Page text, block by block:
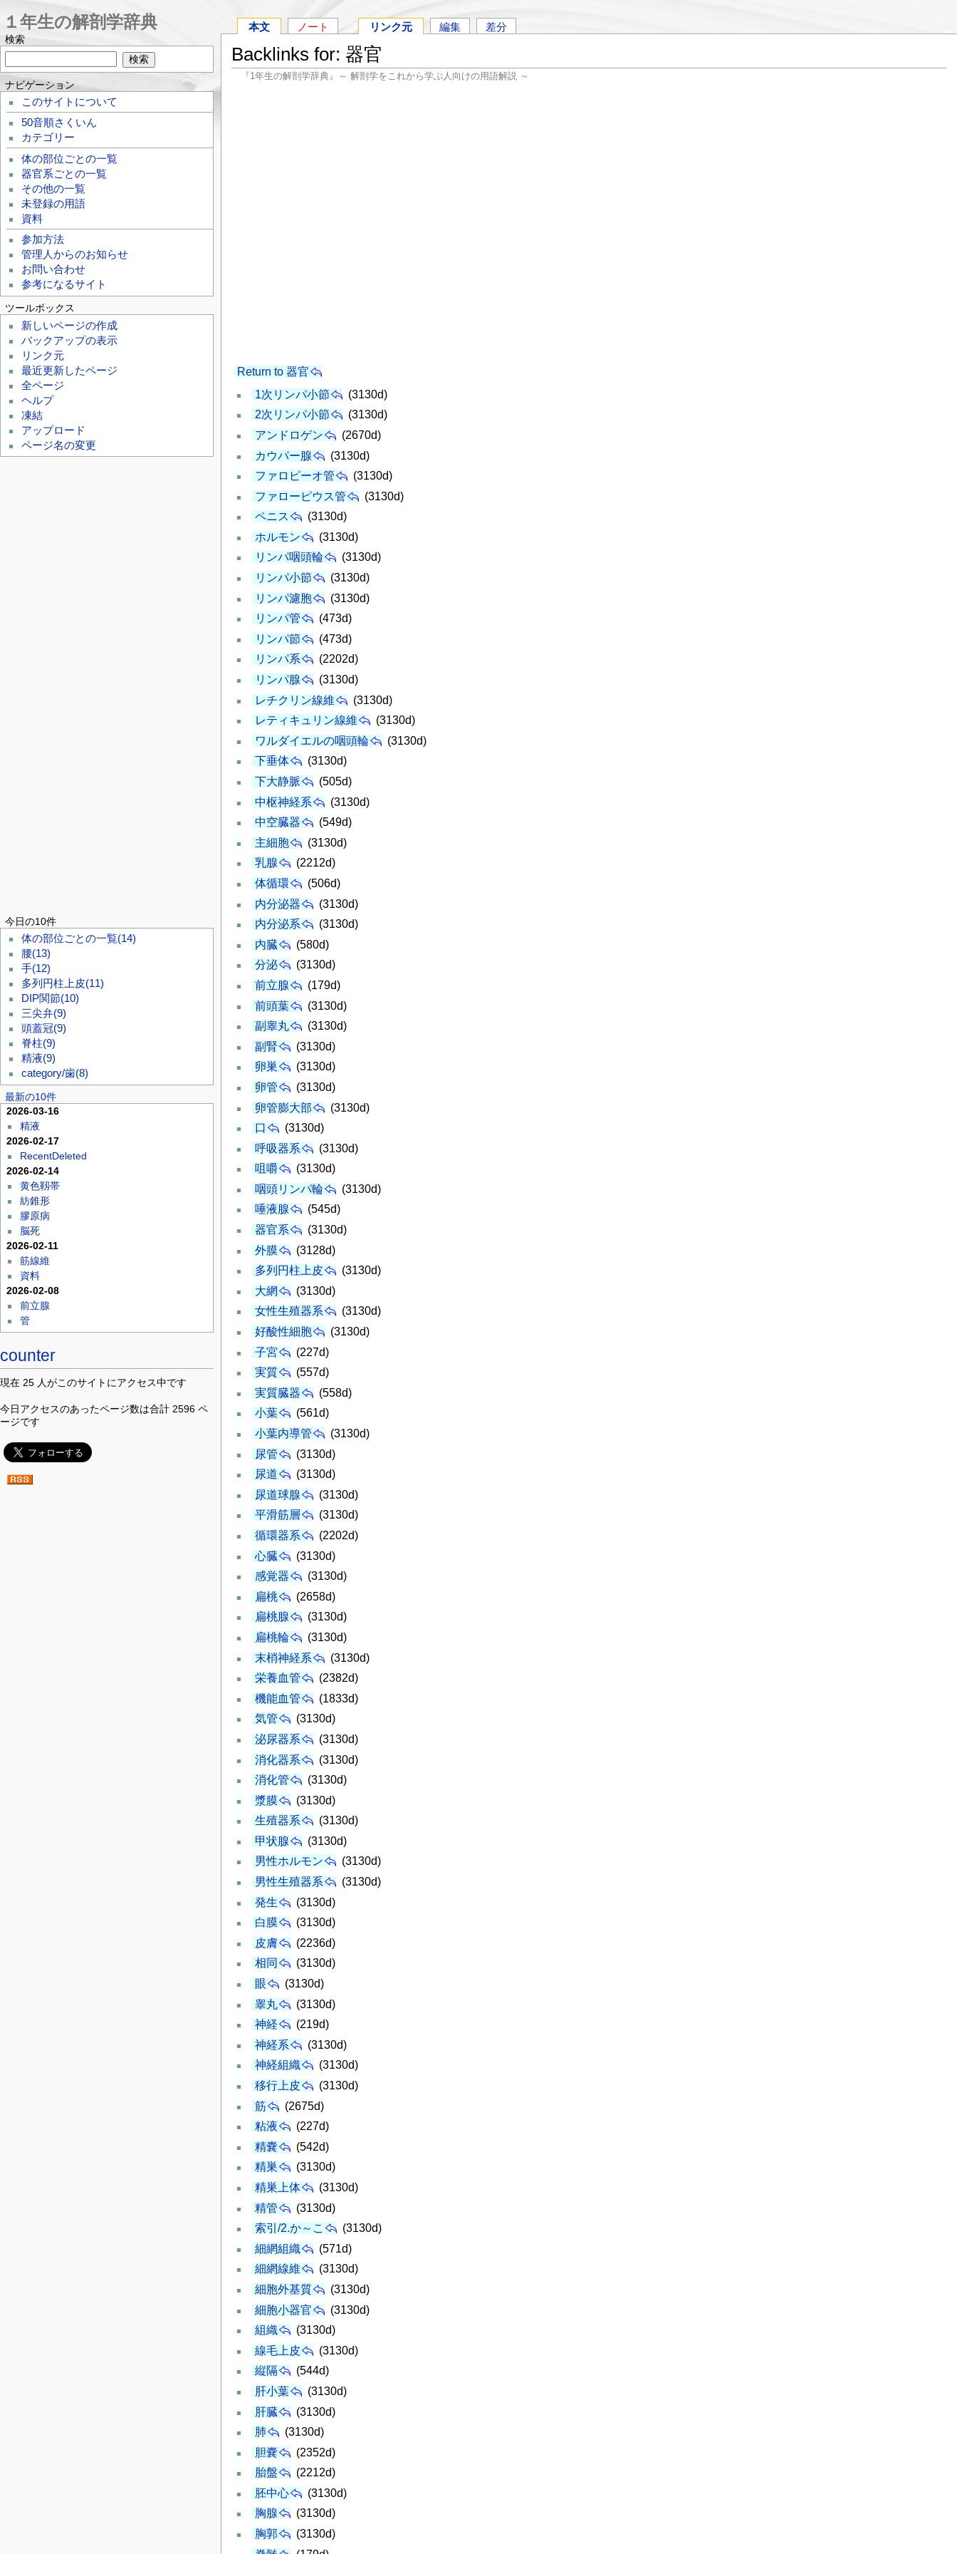
本文 ノート リンク元 編集 差分
Backlinks for: 器官
『1年生の解剖学辞典』～ 解剖学をこれから学ぶ人向けの用語解説 ～
Return to 器官
1次リンパ小節
(3130d)
2次リンパ小節
(3130d)
アンドロゲン
(2670d)
カウパー腺
(3130d)
ファロピーオ管
(3130d)
ファローピウス管
(3130d)
ペニス
(3130d)
ホルモン
(3130d)
リンパ咽頭輪
(3130d)
リンパ小節
(3130d)
リンパ濾胞
(3130d)
リンパ管
(473d)
リンパ節
(473d)
リンパ系
(2202d)
リンパ腺
(3130d)
レチクリン線維
(3130d)
レティキュリン線維
(3130d)
ワルダイエルの咽頭輪
(3130d)
下垂体
(3130d)
下大静脈
(505d)
中枢神経系
(3130d)
中空臓器
(549d)
主細胞
(3130d)
乳腺
(2212d)
体循環
(506d)
内分泌器
(3130d)
内分泌系
(3130d)
内臓
(580d)
分泌
(3130d)
前立腺
(179d)
前頭葉
(3130d)
副睾丸
(3130d)
副腎
(3130d)
卵巣
(3130d)
卵管
(3130d)
卵管膨大部
(3130d)
口
(3130d)
呼吸器系
(3130d)
咀嚼
(3130d)
咽頭リンパ輪
(3130d)
唾液腺
(545d)
器官系
(3130d)
外膜
(3128d)
多列円柱上皮
(3130d)
大網
(3130d)
女性生殖器系
(3130d)
好酸性細胞
(3130d)
子宮
(227d)
実質
(557d)
実質臓器
(558d)
小葉
(561d)
小葉内導管
(3130d)
尿管
(3130d)
尿道
(3130d)
尿道球腺
(3130d)
平滑筋層
(3130d)
循環器系
(2202d)
心臓
(3130d)
感覚器
(3130d)
扁桃
(2658d)
扁桃腺
(3130d)
扁桃輪
(3130d)
末梢神経系
(3130d)
栄養血管
(2382d)
機能血管
(1833d)
気管
(3130d)
泌尿器系
(3130d)
消化器系
(3130d)
消化管
(3130d)
漿膜
(3130d)
生殖器系
(3130d)
甲状腺
(3130d)
男性ホルモン
(3130d)
男性生殖器系
(3130d)
発生
(3130d)
白膜
(3130d)
皮膚
(2236d)
相同
(3130d)
眼
(3130d)
睾丸
(3130d)
神経
(219d)
神経系
(3130d)
神経組織
(3130d)
移行上皮
(3130d)
筋
(2675d)
粘液
(227d)
精嚢
(542d)
精巣
(3130d)
精巣上体
(3130d)
精管
(3130d)
索引/2.か～こ
(3130d)
細網組織
(571d)
細網線維
(3130d)
細胞外基質
(3130d)
細胞小器官
(3130d)
組織
(3130d)
線毛上皮
(3130d)
縦隔
(544d)
肝小葉
(3130d)
肝臓
(3130d)
肺
(3130d)
胆嚢
(2352d)
胎盤
(2212d)
胚中心
(3130d)
胸腺
(3130d)
胸郭
(3130d)
１年生の解剖学辞典
検索
ナビゲーション
このサイトについて
50音順さくいん
カテゴリー
体の部位ごとの一覧
器官系ごとの一覧
その他の一覧
未登録の用語
資料
参加方法
管理人からのお知らせ
お問い合わせ
参考になるサイト
ツールボックス
新しいページの作成
バックアップの表示
リンク元
最近更新したページ
全ページ
ヘルプ
凍結
アップロード
ページ名の変更
今日の10件
体の部位ごとの一覧(14)
腰(13)
手(12)
多列円柱上皮(11)
DIP関節(10)
三尖弁(9)
頭蓋冠(9)
脊柱(9)
精液(9)
category/歯(8)
最新の10件
2026-03-16
精液
2026-02-17
RecentDeleted
2026-02-14
黄色靱帯
紡錐形
膠原病
脳死
2026-02-11
筋線維
資料
2026-02-08
前立腺
管
counter
現在 25 人がこのサイトにアクセス中です
今日アクセスのあったページ数は合計 2596 ペ
ージです